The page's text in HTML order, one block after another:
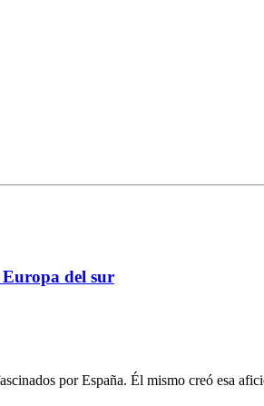
del sur
por España. Él mismo creó esa